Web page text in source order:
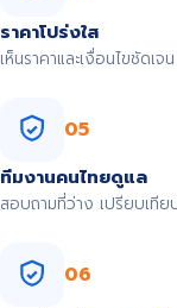
ราคาโปร่งใส
เห็นราคาและเงื่อนไขชัด
05
ทีมงานคนไทยดูแล
สอบถามที่ว่าง เปรียบเที
06